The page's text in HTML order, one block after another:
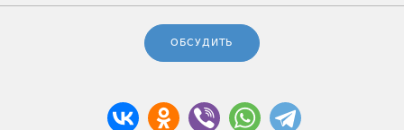
ОБСУДИТЬ